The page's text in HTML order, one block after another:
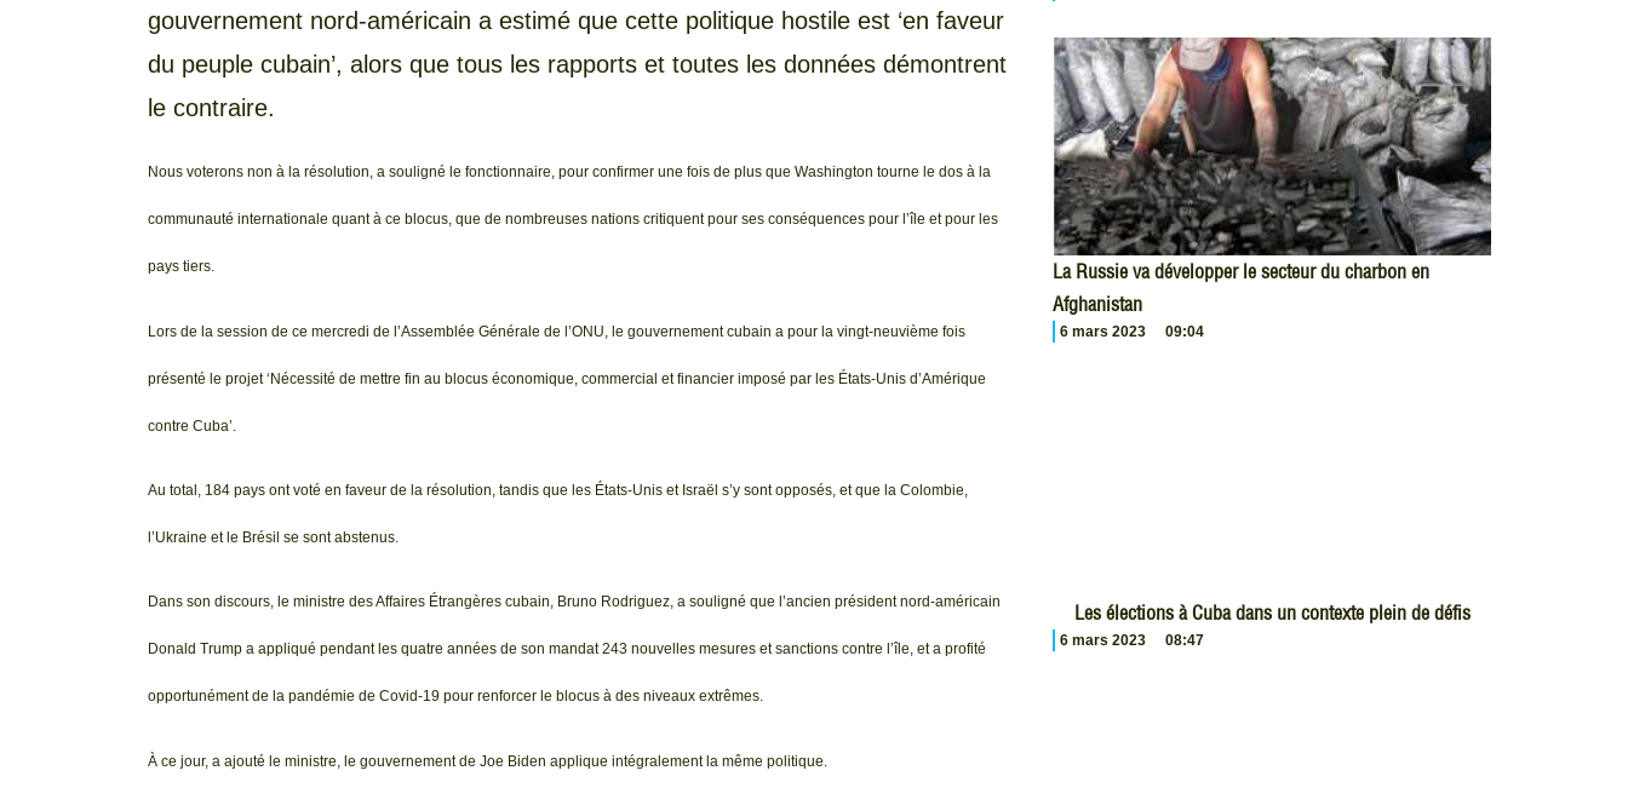
gouvernement nord-américain a estimé que cette politique hostile est ‘en faveur
du peuple cubain’, alors que tous les rapports et toutes les données démontrent
le contraire.
Nous voterons non à la résolution, a souligné le fonctionnaire, pour confirmer une fois de plus que Washington tourne le dos à la
communauté internationale quant à ce blocus, que de nombreuses nations critiquent pour ses conséquences pour l’île et pour les
pays tiers.
Lors de la session de ce mercredi de l’Assemblée Générale de l’ONU, le gouvernement cubain a pour la vingt-neuvième fois
présenté le projet ‘Nécessité de mettre fin au blocus économique, commercial et financier imposé par les États-Unis d’Amérique
contre Cuba’.
Au total, 184 pays ont voté en faveur de la résolution, tandis que les États-Unis et Israël s’y sont opposés, et que la Colombie,
l’Ukraine et le Brésil se sont abstenus.
Dans son discours, le ministre des Affaires Étrangères cubain, Bruno Rodriguez, a souligné que l’ancien président nord-américain
Donald Trump a appliqué pendant les quatre années de son mandat 243 nouvelles mesures et sanctions contre l’île, et a profité
opportunément de la pandémie de Covid-19 pour renforcer le blocus à des niveaux extrêmes.
À ce jour, a ajouté le ministre, le gouvernement de Joe Biden applique intégralement la même politique.
La Russie va développer le secteur du charbon en
Afghanistan
6 mars 2023 09:04
Les élections à Cuba dans un contexte plein de défis
6 mars 2023 08:47